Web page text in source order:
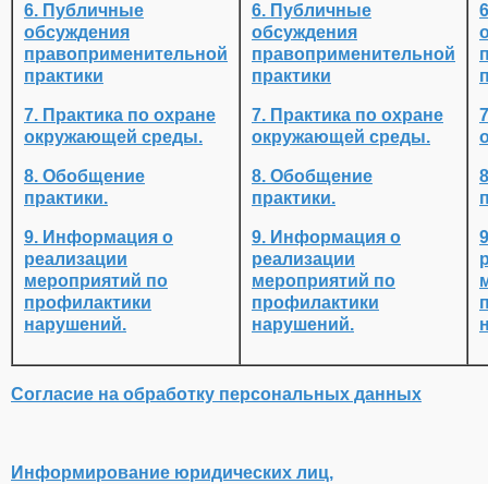
6. Публичные
обсуждения
правоприменительной
практики
7. Практика по охране
окружающей среды.
8. Обобщение
практики.
9. Информация о
реализации
мероприятий по
профилактики
нарушений.
6. Публичные
обсуждения
правоприменительной
практики
7. Практика по охране
окружающей среды.
8. Обобщение
практики.
9. Информация о
реализации
мероприятий по
профилактики
нарушений.
Согласие на обработку персональных данных
Информирование юридических лиц,